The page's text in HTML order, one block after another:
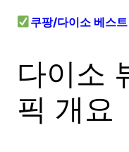
쿠팡/다이소 베스
다이소
픽 개요